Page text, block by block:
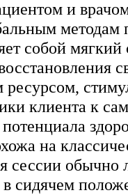
и
методам
собой мягкий
ресурсом,
клиента к
на
сессии обычно
в сидячем